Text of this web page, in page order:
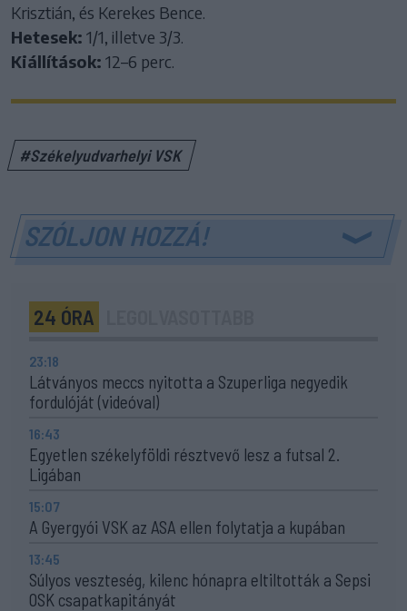
Krisztián, és Kerekes Bence.
Hetesek: 1/1, illetve 3/3.
Kiállítások: 12–6 perc.
#Székelyudvarhelyi VSK
SZÓLJON HOZZÁ!
24 ÓRA
23:18
Látványos meccs nyitotta a Szuperliga negyedik
fordulóját (videóval)
16:43
Egyetlen székelyföldi résztvevő lesz a futsal 2.
Ligában
15:07
A Gyergyói VSK az ASA ellen folytatja a kupában
13:45
Súlyos veszteség, kilenc hónapra eltiltották a Sepsi
OSK csapatkapitányát